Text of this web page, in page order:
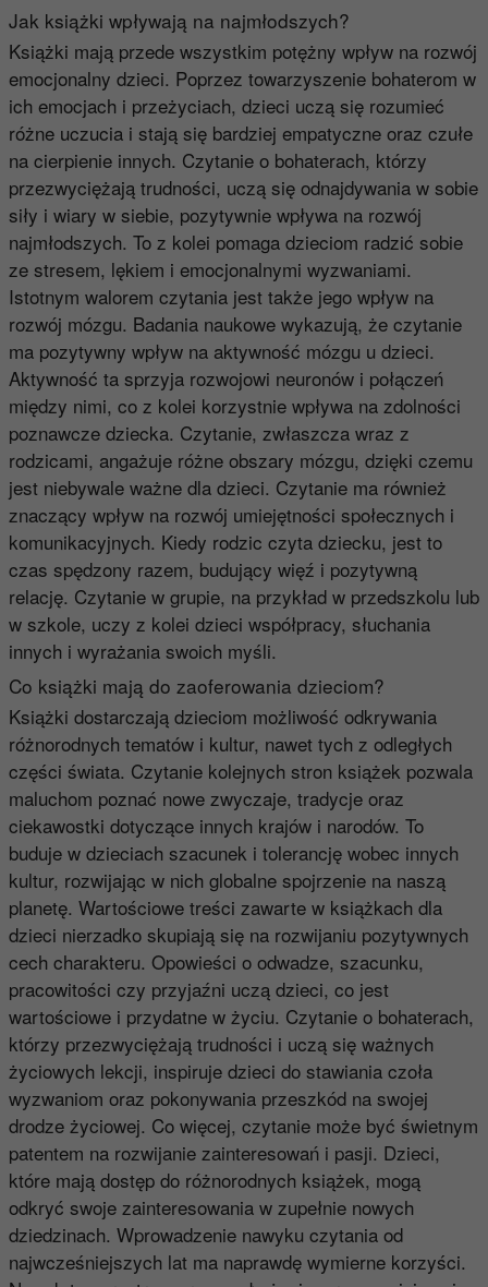
Jak książki wpływają na najmłodszych?
Książki mają przede wszystkim potężny wpływ na rozwój
emocjonalny dzieci. Poprzez towarzyszenie bohaterom w
ich emocjach i przeżyciach, dzieci uczą się rozumieć
różne uczucia i stają się bardziej empatyczne oraz czułe
na cierpienie innych. Czytanie o bohaterach, którzy
przezwyciężają trudności, uczą się odnajdywania w sobie
siły i wiary w siebie, pozytywnie wpływa na rozwój
najmłodszych. To z kolei pomaga dzieciom radzić sobie
ze stresem, lękiem i emocjonalnymi wyzwaniami.
Istotnym walorem czytania jest także jego wpływ na
rozwój mózgu. Badania naukowe wykazują, że czytanie
ma pozytywny wpływ na aktywność mózgu u dzieci.
Aktywność ta sprzyja rozwojowi neuronów i połączeń
między nimi, co z kolei korzystnie wpływa na zdolności
poznawcze dziecka. Czytanie, zwłaszcza wraz z
rodzicami, angażuje różne obszary mózgu, dzięki czemu
jest niebywale ważne dla dzieci. Czytanie ma również
znaczący wpływ na rozwój umiejętności społecznych i
komunikacyjnych. Kiedy rodzic czyta dziecku, jest to
czas spędzony razem, budujący więź i pozytywną
relację. Czytanie w grupie, na przykład w przedszkolu lub
w szkole, uczy z kolei dzieci współpracy, słuchania
innych i wyrażania swoich myśli.
Co książki mają do zaoferowania dzieciom?
Książki dostarczają dzieciom możliwość odkrywania
różnorodnych tematów i kultur, nawet tych z odległych
części świata. Czytanie kolejnych stron książek pozwala
maluchom poznać nowe zwyczaje, tradycje oraz
ciekawostki dotyczące innych krajów i narodów. To
buduje w dzieciach szacunek i tolerancję wobec innych
kultur, rozwijając w nich globalne spojrzenie na naszą
planetę. Wartościowe treści zawarte w książkach dla
dzieci nierzadko skupiają się na rozwijaniu pozytywnych
cech charakteru. Opowieści o odwadze, szacunku,
pracowitości czy przyjaźni uczą dzieci, co jest
wartościowe i przydatne w życiu. Czytanie o bohaterach,
którzy przezwyciężają trudności i uczą się ważnych
życiowych lekcji, inspiruje dzieci do stawiania czoła
wyzwaniom oraz pokonywania przeszkód na swojej
drodze życiowej. Co więcej, czytanie może być świetnym
patentem na rozwijanie zainteresowań i pasji. Dzieci,
które mają dostęp do różnorodnych książek, mogą
odkryć swoje zainteresowania w zupełnie nowych
dziedzinach. Wprowadzenie nawyku czytania od
najwcześniejszych lat ma naprawdę wymierne korzyści.